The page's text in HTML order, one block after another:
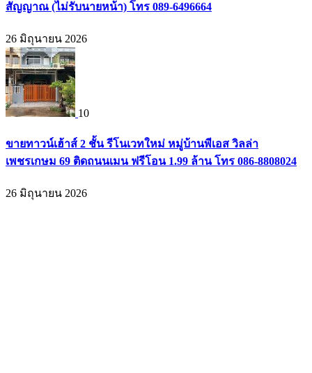
สัญญาณ (ไม่รับนายหน้า) โทร 089-6496664
26 มิถุนายน 2026
10
ขายทาวน์เฮ้าส์ 2 ชั้น รีโนเวทใหม่ หมู่บ้านพีเอส วิลล่า
เพชรเกษม 69 ติดถนนเมน ฟรีโอน 1.99 ล้าน โทร 086-8808024
26 มิถุนายน 2026